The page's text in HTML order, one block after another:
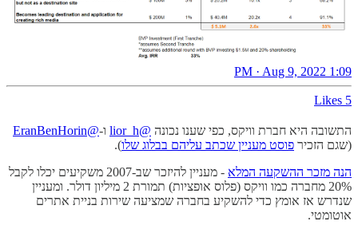
1:09 PM · Aug 9, 2022
5 Likes
התשובה היא חברת וויקס, כפי שענו נכונה @lior_h ו-@EranBenHorin
(שגם הזכיר פוסט מעניין שכתב עליהם בבלוג שלו).
הנה מזכר ההשקעה המלא
- מעניין להיזכר שב-2007 משקיעים יכלו לקבל
20% מחברה כמו וויקס (פלוס אופציות) תמורת 2 מיליון דולר. ומעניין
שנדרש אז אומץ כדי להשקיע בחברה שמציעה שירות בניית אתרים
אוטומטי.